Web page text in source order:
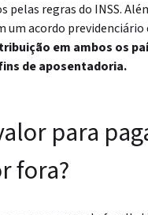
pelas regras do INSS.
um acordo previdenciário
em ambos os
de aposentadoria.
para
fora?